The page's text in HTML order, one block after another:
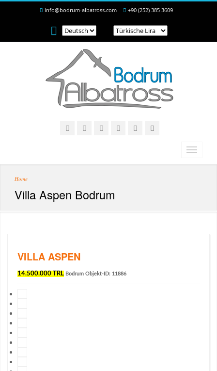
info@bodrum-albatross.com +90 (252) 385 3609
Home
Villa Aspen Bodrum
VILLA ASPEN
14.500.000 TRL Bodrum Objekt-ID: 11886